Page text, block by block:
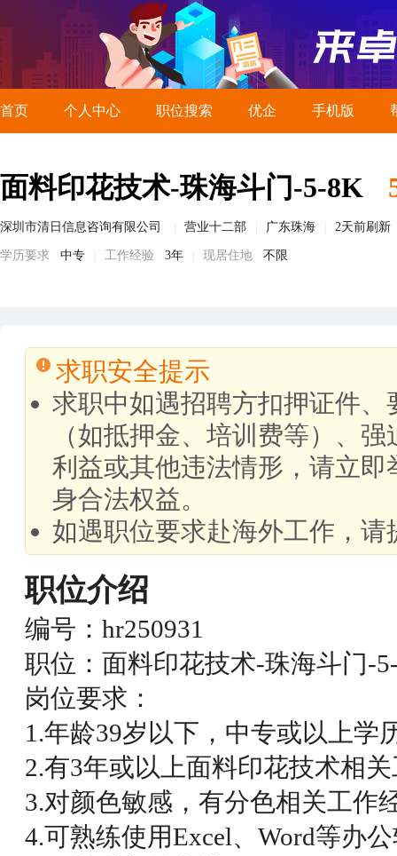
首页 个人中心 职位搜索 优企 手机版
面料印花技术-珠海斗门-5-8K
深圳市清日信息咨询有限公司 营业十二部 广东珠海 2天前刷新
学历要求 中专 工作经验 3年 现居住地 不限
求职安全提示
求职中如遇招聘方扣押证件
（如抵押金、培训费等）、
利益或其他违法情形，请立
身合法权益。
如遇职位要求赴海外工作，
职位介绍
编号：hr250931
职位：面料印花技术-珠海斗门-
岗位要求：
1.年龄39岁以下，中专或以上学
2.有3年或以上面料印花技术相
3.对颜色敏感，有分色相关工作
4.可熟练使用Excel、Word等办